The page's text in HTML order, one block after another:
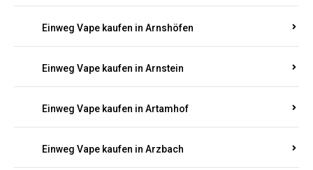
Einweg Vape kaufen in Arnshöfen
Einweg Vape kaufen in Arnstein
Einweg Vape kaufen in Artamhof
Einweg Vape kaufen in Arzbach